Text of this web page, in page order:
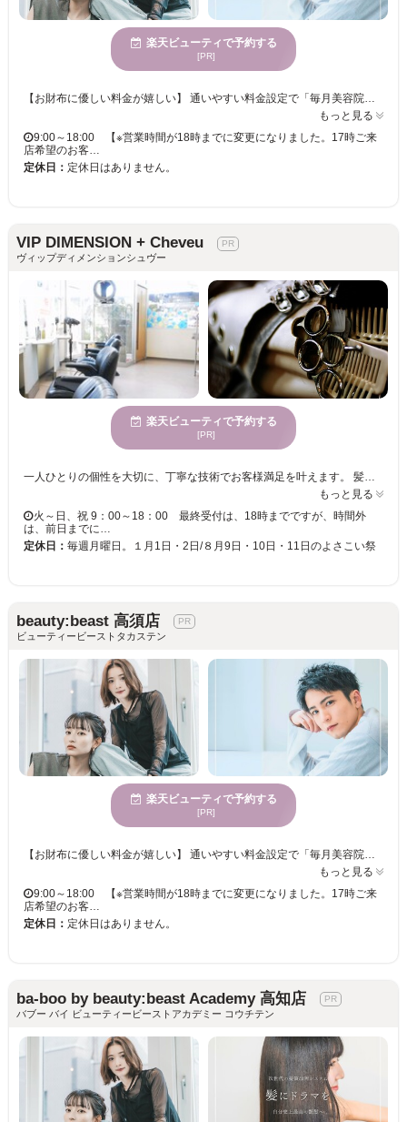
楽天ビューティで予約する
[PR]
【お財布に優しい料金が嬉しい】 通いやすい料金設定で「毎月美容院に行きたい」「美容院で楽しく過ごしたい」というお客様の綺麗をずっと応援します！ スタイリストの技術や使用する薬剤に一切の妥協ナシ！丁寧なカウンセリングであなたの“なりたい”を叶えてくれるサロンです☆ 【メンズカットならココ】 一人一人の個性を活かし、あらゆるシーンに対応したスタイルをご提案するメンズヘアはカットがキメ手！月1のメンテナンス感覚で通える価格設定も人気の秘訣◎ 楽にキマるスタイリングや、自宅でも再現性もバッチリ！ ◇土佐一宮駅より 徒歩5分 ◇当日予約・飛び込みでのご来店OK ◇クレジットカード／PayPay／楽天ペイ利用可 ◇スパ専門店並みの極上ヘッドスパメニューあり ショート/レイヤー/髪質改善/インナー/ハイライト/キッズカット/ヘアセット/前髪カット/ヘッドスパ/縮毛矯正/ブリーチ/学割U24/白髪ぼかし/白髪染め
もっと見る
9:00～18:00 【※営業時間が18時までに変更になりました。17時ご来
店希望のお客…
定休日： 定休日はありません。
VIP DIMENSION + Cheveu
ヴィップディメンションシュヴー
楽天ビューティで予約する
[PR]
もっと見る
火～日、祝 9：00～18：00 最終受付は、18時までですが、時間外
は、前日までに…
定休日： 毎週月曜日。１月1日・2日/８月9日・10日・11日のよさこい祭
beauty:beast 高須店
ビューティービーストタカステン
楽天ビューティで予約する
[PR]
もっと見る
9:00～18:00 【※営業時間が18時までに変更になりました。17時ご来
店希望のお客…
定休日： 定休日はありません。
ba-boo by beauty:beast Academy 高知店
バブー バイ ビューティービーストアカデミー コウチテン